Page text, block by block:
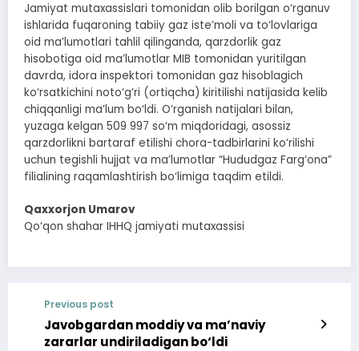
Jamiyat mutaxassislari tomonidan olib borilgan o‘rganuv
ishlarida fuqaroning tabiiy gaz iste’moli va to‘lovlariga
oid ma’lumotlari tahlil qilinganda, qarzdorlik gaz
hisobotiga oid ma’lumotlar MIB tomonidan yuritilgan
davrda, idora inspektori tomonidan gaz hisoblagich
ko‘rsatkichini noto‘g‘ri (ortiqcha) kiritilishi natijasida kelib
chiqqanligi ma’lum bo‘ldi. O‘rganish natijalari bilan,
yuzaga kelgan 509 997 so‘m miqdoridagi, asossiz
qarzdorlikni bartaraf etilishi chora-tadbirlarini ko‘rilishi
uchun tegishli hujjat va ma’lumotlar “Hududgaz Farg‘ona”
filialining raqamlashtirish bo‘limiga taqdim etildi.
Qaxxorjon Umarov
Qo‘qon shahar IHHQ jamiyati mutaxassisi
Previous post
Javobgardan moddiy va ma’naviy
zararlar undiriladigan bo‘ldi